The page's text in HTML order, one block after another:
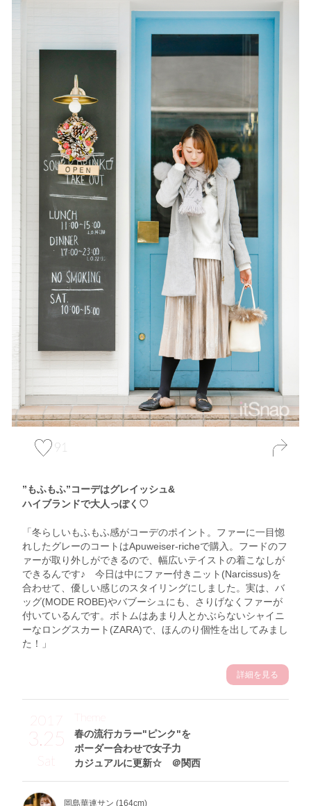
91
”もふもふ”コーデはグレイッシュ&
ハイブランドで大人っぽく♡︎
「冬らしいもふもふ感がコーデのポイント。ファーに一目惚
れしたグレーのコートはApuweiser-richeで購入。フードのフ
ァーが取り外しができるので、幅広いテイストの着こなしが
できるんです♪ 今日は中にファー付きニット(Narcissus)を
合わせて、優しい感じのスタイリングにしました。実は、バ
ッグ(MODE ROBE)やバブーシュにも、さりげなくファーが
付いているんです。ボトムはあまり人とかぶらないシャイニ
ーなロングスカート(ZARA)で、ほんのり個性を出してみまし
た！」
詳細を見る
2017
3.25
Sat
春の流行カラー"ピンク"を
ボーダー合わせで女子力
カジュアルに更新☆ ＠関西
Theme
岡島華連サン (164cm)